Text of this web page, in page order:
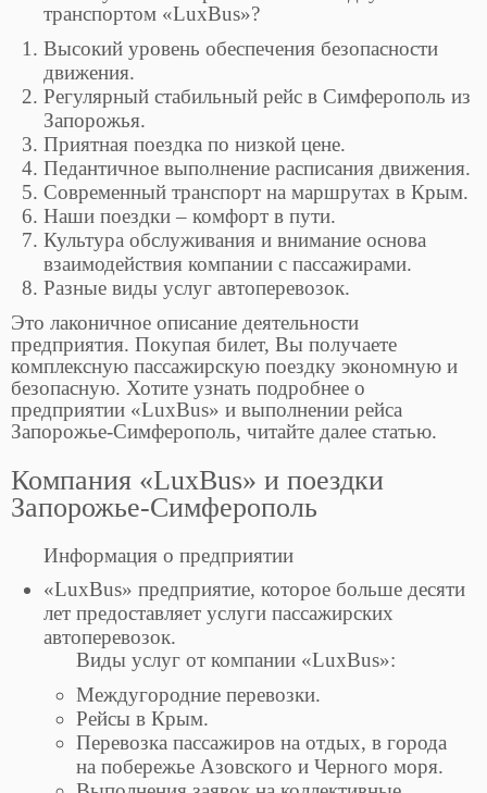
транспортом «LuxBus»?
Высокий уровень обеспечения безопасности
движения.
Регулярный стабильный рейс в Симферополь из
Запорожья.
Приятная поездка по низкой цене.
Педантичное выполнение расписания движения.
Современный транспорт на маршрутах в Крым.
Наши поездки – комфорт в пути.
Культура обслуживания и внимание основа
взаимодействия компании с пассажирами.
Разные виды услуг автоперевозок.
Это лаконичное описание деятельности
предприятия. Покупая билет, Вы получаете
комплексную пассажирскую поездку экономную и
безопасную. Хотите узнать подробнее о
предприятии «LuxBus» и выполнении рейса
Запорожье-Симферополь, читайте далее статью.
Компания «LuxBus» и поездки
Запорожье-Симферополь
Информация о предприятии
«LuxBus» предприятие, которое больше десяти
лет предоставляет услуги пассажирских
автоперевозок.
Виды услуг от компании «LuxBus»:
Междугородние перевозки.
Рейсы в Крым.
Перевозка пассажиров на отдых, в города
на побережье Азовского и Черного моря.